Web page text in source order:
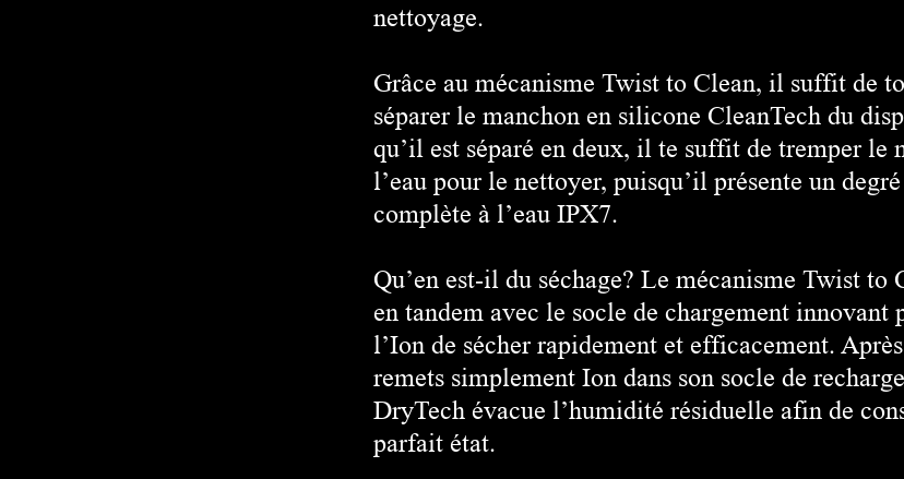
nettoyage.
Grâce au mécanisme Twist to Clean, il suffit de
séparer le manchon en silicone CleanTech du
qu’il est séparé en deux, il te suffit de tremper le
l’eau pour le nettoyer, puisqu’il présente un
complète à l’eau IPX7.
Qu’en est-il du séchage? Le mécanisme Twist to
en tandem avec le socle de chargement innovant
l’Ion de sécher rapidement et efficacement.
remets simplement Ion dans son socle de
DryTech évacue l’humidité résiduelle afin de
parfait état.